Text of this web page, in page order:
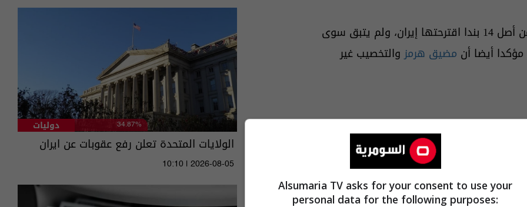
وأشار مالكي إلى أن "الأمريكيين قبلوا حوالي 10 بنود من أصل 14 بندا اقترحتها إيران، ولم يتبق سوى
أيضا أن مضيق هرمزوالتخصيب غير
دوليات 34.87%
الولايات المتحدة تعلن رفع عقوبات عن ايران
10:10 | 2026-08-05
Alsumaria TV asks for your consent to use your
personal data for the following purposes: